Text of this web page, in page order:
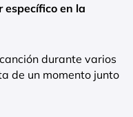
en la
durante varios
de un momento junto